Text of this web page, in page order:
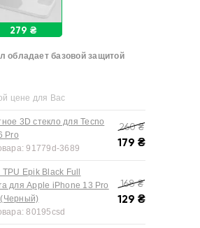
279 ₴
обладает базовой защитой
цене для Вас
3D стекло для Tecno
Pro
91779d-3689
260₴
179 ₴
TPU Epik Black Full
для Apple iPhone 13 Pro
(Черный)
80195csd
168₴
129 ₴